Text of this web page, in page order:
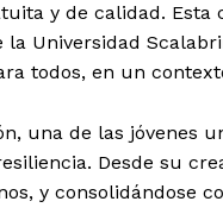
y de calidad. Esta
la Universidad
todos, en un
una de las jóvenes
Desde su
y consolidándose